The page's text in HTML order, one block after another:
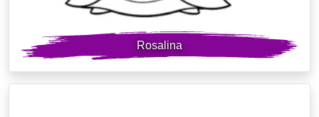
Rosalina